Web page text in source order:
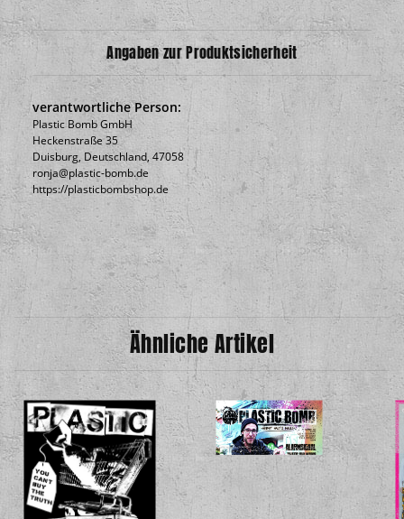
Angaben zur Produktsicherheit
verantwortliche Person:
Plastic Bomb GmbH
Heckenstraße 35
Duisburg, Deutschland, 47058
ronja@plastic-bomb.de
https://plasticbombshop.de
Ähnliche Artikel